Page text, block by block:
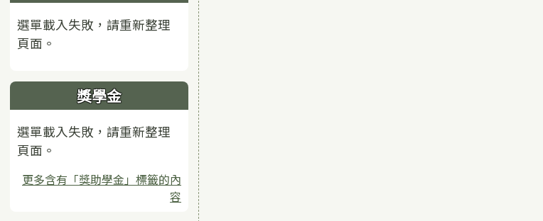
選單載入失敗，請重新整理
頁面。
獎學金
選單載入失敗，請重新整理
頁面。
更多含有「獎助學金」標籤的內
容